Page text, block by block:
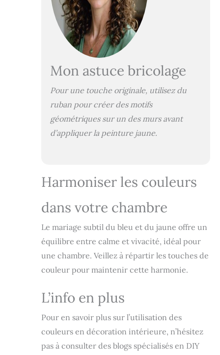
Mon astuce bricolage
Pour une touche originale, utilisez du
ruban pour créer des motifs
géométriques sur un des murs avant
d’appliquer la peinture jaune.
Harmoniser les couleurs
dans votre chambre
Le mariage subtil du bleu et du jaune offre un
équilibre entre calme et vivacité, idéal pour
une chambre. Veillez à répartir les touches de
couleur pour maintenir cette harmonie.
L’info en plus
Pour en savoir plus sur l’utilisation des
couleurs en décoration intérieure, n’hésitez
pas à consulter des blogs spécialisés en DIY